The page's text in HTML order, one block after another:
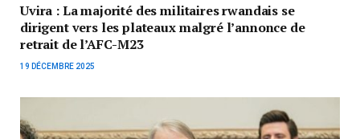
Uvira : La majorité des militaires rwandais se
dirigent vers les plateaux malgré l’annonce de
retrait de l’AFC-M23
19 DÉCEMBRE 2025